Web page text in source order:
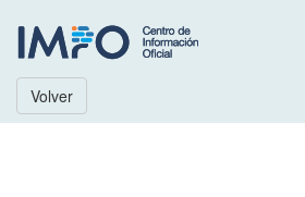
Volver